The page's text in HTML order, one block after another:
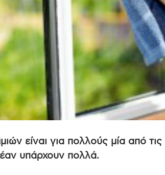
είναι για πολλούς μία από
έαν υπάρχουν πολλά.